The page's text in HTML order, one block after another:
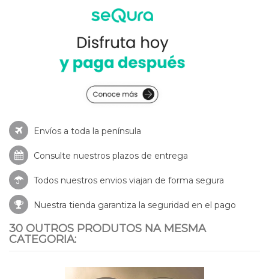
Envíos a toda la península
Consulte nuestros plazos de entrega
Todos nuestros envios viajan de forma segura
Nuestra tienda garantiza la seguridad en el pago
30 OUTROS PRODUTOS NA MESMA
CATEGORIA: